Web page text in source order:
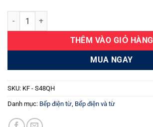
Bếp điện từ KF - S48QH Plus số lượng
THÊM VÀO GIỎ HÀNG
MUA NGAY
SKU: KF - S48QH
Danh mục: Bếp điện từ, Bếp điện và từ